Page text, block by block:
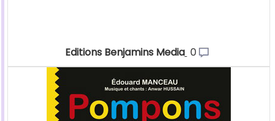
Editions Benjamins Media 0